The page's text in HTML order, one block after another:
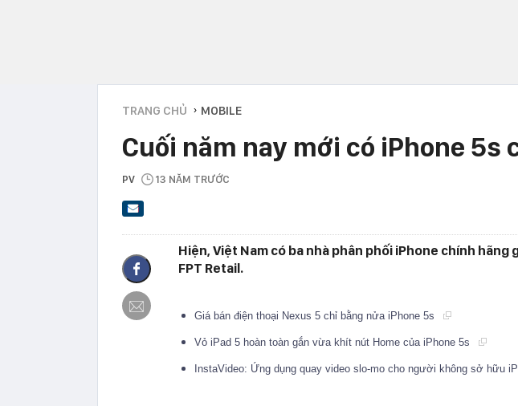
TRANG CHỦ › MOBILE
Cuối năm nay mới có iPhone 5s
PV 13 NĂM TRƯỚC
Hiện, Việt Nam có ba nhà phân phối iPhone chính hãng
FPT Retail.
Giá bán điện thoại Nexus 5 chỉ bằng nửa iPhone 5s
Vỏ iPad 5 hoàn toàn gắn vừa khít nút Home của iPhone 5s
InstaVideo: Ứng dụng quay video slo-mo cho người không sở hữu